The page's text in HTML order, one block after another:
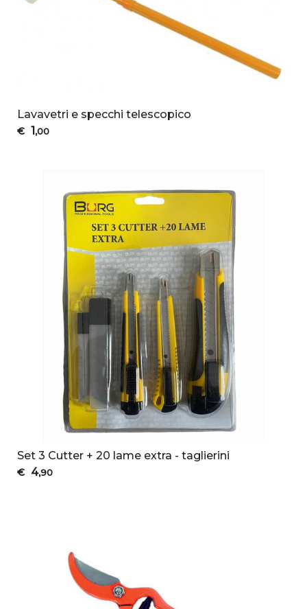
Lavavetri e specchi telescopico
€ 1,00
Set 3 Cutter + 20 lame extra - taglierini
€ 4,90